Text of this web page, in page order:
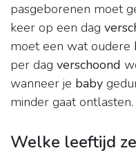
pasgeborenen moet
keer op een dag
moet een wat oudere
per dag verschoond
wanneer je baby
minder gaat ontlasten.
Welke leeftijd